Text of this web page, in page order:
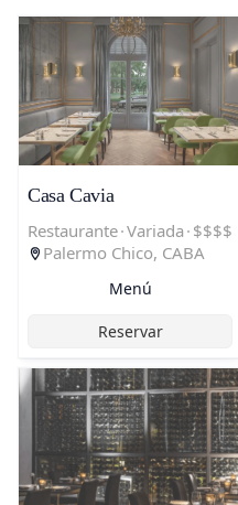
Casa Cavia
Restaurante·Variada · $$$$
Palermo Chico, CABA
Menú
Reservar